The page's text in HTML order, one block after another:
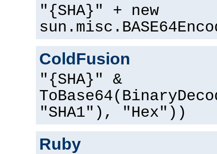
"{SHA}" + new
ColdFusion
"{SHA}" &
"SHA1"), "Hex"))
Ruby